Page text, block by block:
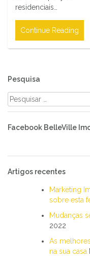
residenciais…
Continue Reading
Pesquisa
Pesquisar
por:
Facebook BelleVille
Artigos recentes
Marketing
sobre esta
Mudanças
2022
As
na sua casa